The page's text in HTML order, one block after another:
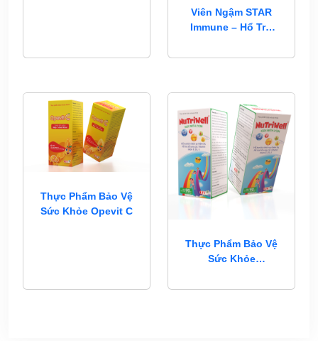
Viên Ngậm STAR
Immune – Hổ Trợ
Bạc Hà
Thực Phẩm Bảo Vệ
Sức Khỏe Opevit C
Thực Phẩm Bảo Vệ
Sức Khỏe